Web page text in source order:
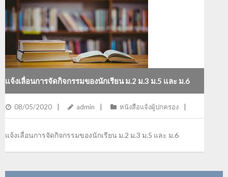
แจ้งเลื่อนการจัดกิจกรรมของนักเรียน ม.2 ม.3 ม.5 และ ม.6
08/05/2020 admin หนังสือแจ้งผู้ปกครอง
แจ้งเลื่อนการจัดกิจกรรมของนักเรียน ม.2 ม.3 ม.5 และ ม.6